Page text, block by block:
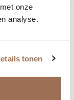
onze
analyse.
tonen